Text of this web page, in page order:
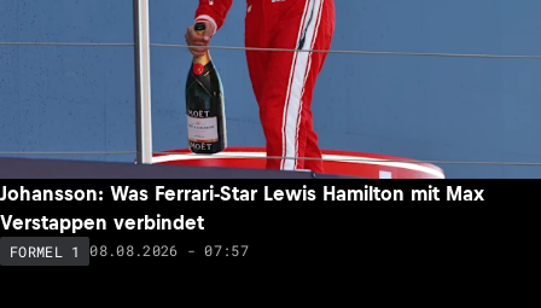
Johansson: Was Ferrari-Star Lewis Hamilton mit Max
Verstappen verbindet
FORMEL 1 08.08.2026 - 07:57